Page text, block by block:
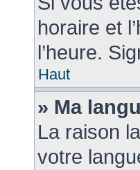
horaire et
l’heure.
Haut
» Ma
La raison
votre